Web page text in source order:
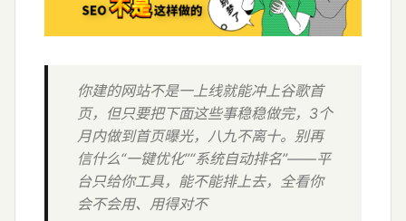
你建的网站不是一上线就能冲上谷歌首
页，但只要把下面这些事稳稳做完，3个
月内做到首页曝光，八九不离十。别再
信什么“一键优化”“系统自动排名”——平
台只给你工具，能不能排上去，全看你
会不会用、用得对不